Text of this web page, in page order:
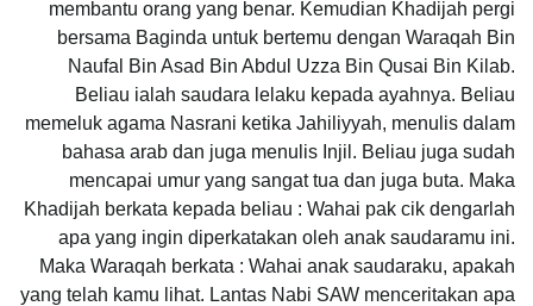
membantu orang yang benar. Kemudian Khadijah pergi
bersama Baginda untuk bertemu dengan Waraqah Bin
Naufal Bin Asad Bin Abdul Uzza Bin Qusai Bin Kilab.
Beliau ialah saudara lelaku kepada ayahnya. Beliau
memeluk agama Nasrani ketika Jahiliyyah, menulis dalam
bahasa arab dan juga menulis Injil. Beliau juga sudah
mencapai umur yang sangat tua dan juga buta. Maka
Khadijah berkata kepada beliau : Wahai pak cik dengarlah
apa yang ingin diperkatakan oleh anak saudaramu ini.
Maka Waraqah berkata : Wahai anak saudaraku, apakah
yang telah kamu lihat. Lantas Nabi SAW menceritakan apa